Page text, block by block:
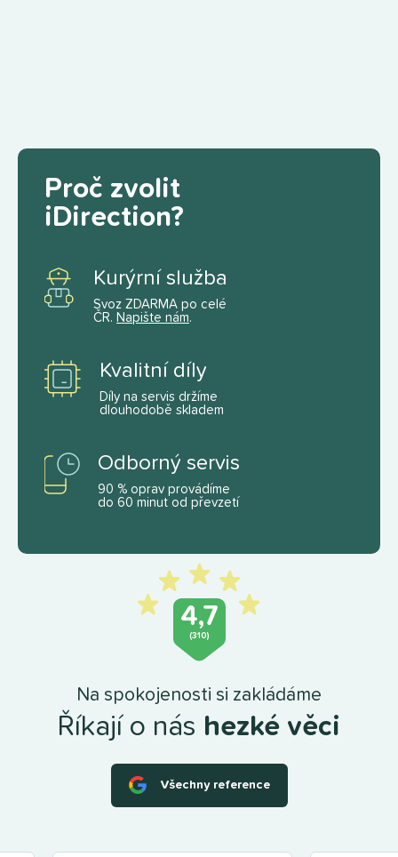
Proč zvolit
iDirection?
Kurýrní služba
Svoz ZDARMA po celé
ČR. Napište nám.
Kvalitní díly
Díly na servis držíme
dlouhodobě skladem
Odborný servis
90 % oprav provádíme
do 60 minut od převzetí
4,7
(310)
Na spokojenosti si zakládáme
Říkají o nás hezké věci
Všechny reference